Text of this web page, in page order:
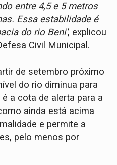
entre 4,5 e 5 metros
Essa estabilidade é
do rio Beni', explicou
Civil Municipal.
de setembro próximo
do rio diminua para
a cota de alerta para a
ainda está acima
e permite a
pelo menos por